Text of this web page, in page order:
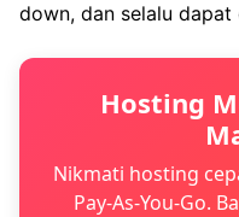
down, dan selalu dapat
Hosting
Nikmati hosting
Pay-As-You-Go.